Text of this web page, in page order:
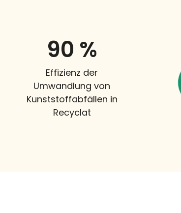
Effizienz der
Umwandlung von
Kunststoffabfällen in
Recyclat
90 %